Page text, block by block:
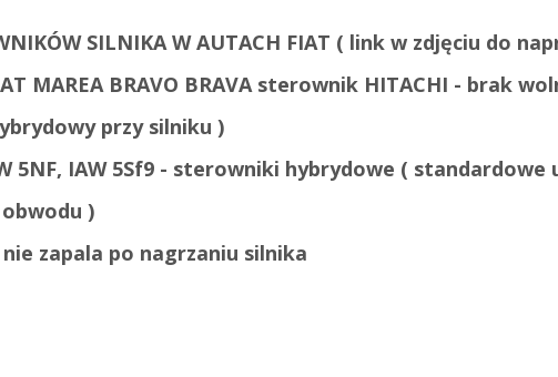
SILNIKA W AUTACH FIAT ( link w zdjęciu do
MAREA BRAVO BRAVA sterownik HITACHI - brak
przy silniku )
5NF, IAW 5Sf9 - sterowniki hybrydowe ( standardowe
)
zapala po nagrzaniu silnika